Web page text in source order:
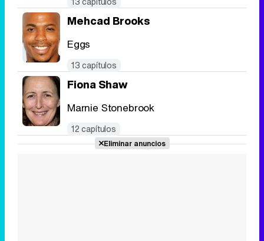
Mehcad Brooks
Eggs
13 capítulos
Fiona Shaw
Marnie Stonebrook
12 capítulos
Eliminar anuncios